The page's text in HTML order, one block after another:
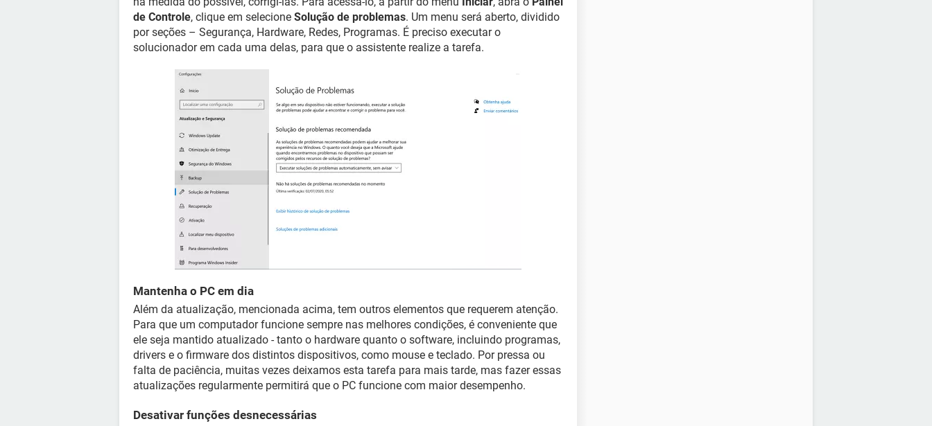
de Controle, clique em selecione Solução de problemas. Um menu será aberto, dividido
por seções – Segurança, Hardware, Redes, Programas. É preciso executar o
solucionador em cada uma delas, para que o assistente realize a tarefa.
Mantenha o PC em dia
Além da atualização, mencionada acima, tem outros elementos que requerem atenção.
Para que um computador funcione sempre nas melhores condições, é conveniente que
ele seja mantido atualizado - tanto o hardware quanto o software, incluindo programas,
drivers e o firmware dos distintos dispositivos, como mouse e teclado. Por pressa ou
falta de paciência, muitas vezes deixamos esta tarefa para mais tarde, mas fazer essas
atualizações regularmente permitirá que o PC funcione com maior desempenho.
Desativar funções desnecessárias